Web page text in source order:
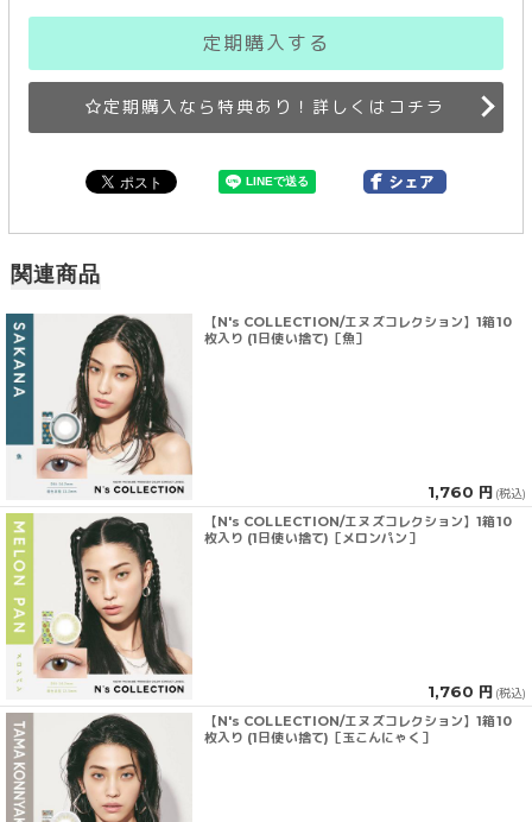
定期購入する
定期購入なら特典あり！詳しくはコチラ
関連商品
【N's COLLECTION/エヌズコレクション】1箱10
枚入り (1日使い捨て)［魚］
1,760 円 (税込)
【N's COLLECTION/エヌズコレクション】1箱10
枚入り (1日使い捨て)［メロンパン］
1,760 円 (税込)
【N's COLLECTION/エヌズコレクション】1箱10
枚入り (1日使い捨て)［玉こんにゃく］